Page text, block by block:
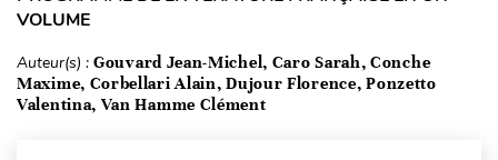
VOLUME
Auteur(s) : Gouvard Jean-Michel, Caro Sarah, Conche
Maxime, Corbellari Alain, Dujour Florence, Ponzetto
Valentina, Van Hamme Clément